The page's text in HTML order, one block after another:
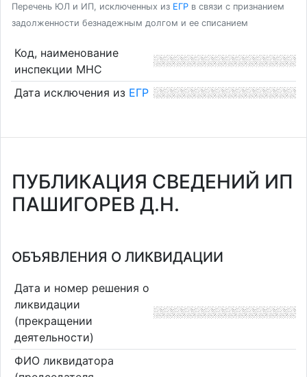
Перечень ЮЛ и ИП, исключенных из ЕГР в связи с признанием
задолженности безнадежным долгом и ее списанием
Код, наименование
инспекции МНС
Дата исключения из ЕГР
ПУБЛИКАЦИЯ СВЕДЕНИЙ ИП
ПАШИГОРЕВ Д.Н.
ОБЪЯВЛЕНИЯ О ЛИКВИДАЦИИ
Дата и номер решения о
ликвидации
(прекращении
деятельности)
ФИО ликвидатора